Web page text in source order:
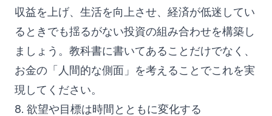
収益を上げ、生活を向上させ、経済が低迷してい
るときでも揺るがない投資の組み合わせを構築し
ましょう。教科書に書いてあることだけでなく、
お金の「人間的な側面」を考えることでこれを実
現してください。
8. 欲望や目標は時間とともに変化する